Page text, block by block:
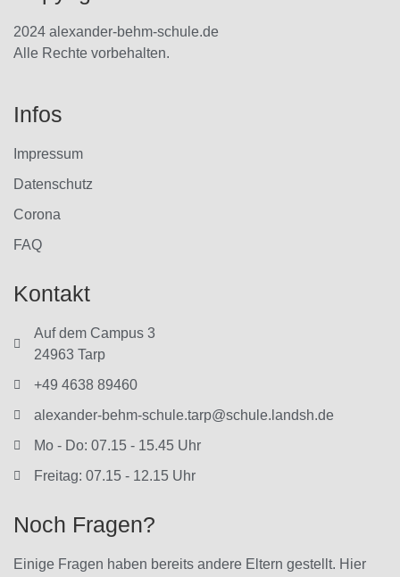
2024 alexander-behm-schule.de
Alle Rechte vorbehalten.
Infos
Impressum
Datenschutz
Corona
FAQ
Kontakt
Auf dem Campus 3
24963 Tarp
+49 4638 89460
alexander-behm-schule.tarp@schule.landsh.de
Mo - Do: 07.15 - 15.45 Uhr
Freitag: 07.15 - 12.15 Uhr
Noch Fragen?
Einige Fragen haben bereits andere Eltern gestellt. Hier